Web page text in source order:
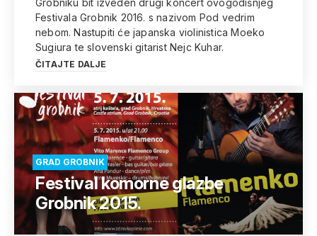
Grobniku bit izveden drugi koncert ovogodišnjeg
Festivala Grobnik 2016. s nazivom Pod vedrim
nebom. Nastupiti će japanska violinistica Moeko
Sugiura te slovenski gitarist Nejc Kuhar.
ČITAJTE DALJE
GRAD GROBNIK
Festival komorne glazbe
Grobnik 2015.